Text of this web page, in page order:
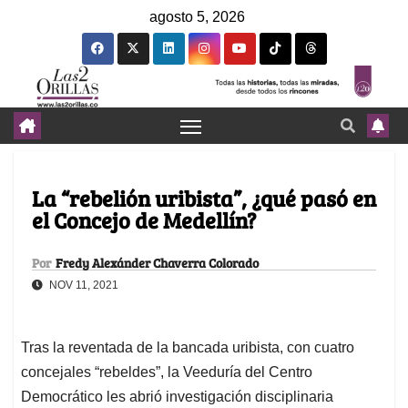
agosto 5, 2026
La “rebelión uribista”, ¿qué pasó en
el Concejo de Medellín?
Por Fredy Alexánder Chaverra Colorado
NOV 11, 2021
Tras la reventada de la bancada uribista, con cuatro
concejales “rebeldes”, la Veeduría del Centro
Democrático les abrió investigación disciplinaria